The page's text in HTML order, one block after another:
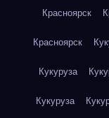
Красноярск
Красноярск
Кукуруза
Кукуруза